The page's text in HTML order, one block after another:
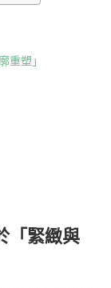
重塑」
「緊緻與